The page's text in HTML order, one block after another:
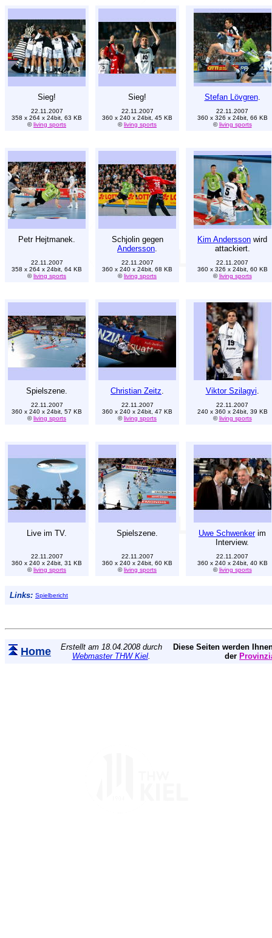
Sieg! Sieg! Stefan Lövgren.
22.11.2007
358 x 264 x 24bit, 63 KB
©living sports
22.11.2007
360 x 240 x 24bit, 45 KB
©living sports
22.11.2007
360 x 326 x 24bit, 66 KB
©living sports
Petr Hejtmanek.
Schjolin gegen
Andersson.
Kim Andersson wird
attackiert.
22.11.2007
358 x 264 x 24bit, 64 KB
©living sports
22.11.2007
360 x 240 x 24bit, 68 KB
©living sports
22.11.2007
360 x 326 x 24bit, 60 KB
©living sports
Spielszene. Christian Zeitz. Viktor Szilagyi.
22.11.2007
360 x 240 x 24bit, 57 KB
©living sports
22.11.2007
360 x 240 x 24bit, 47 KB
©living sports
22.11.2007
240 x 360 x 24bit, 39 KB
©living sports
Live im TV. Spielszene. Uwe Schwenkerim
Interview.
22.11.2007
360 x 240 x 24bit, 31 KB
©living sports
22.11.2007
360 x 240 x 24bit, 60 KB
©living sports
22.11.2007
360 x 240 x 24bit, 40 KB
©living sports
Links: Spielbericht
Home
Erstellt am 18.04.2008 durch
Webmaster THW Kiel.
Diese Seiten werden
der